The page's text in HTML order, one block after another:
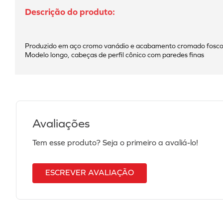
Produzido em aço cromo vanádio e acabamento cromado
Modelo longo, cabeças de perfil cônico com paredes finas
Avaliações
Tem esse produto? Seja o primeiro a avaliá-lo!
ESCREVER AVALIAÇÃO